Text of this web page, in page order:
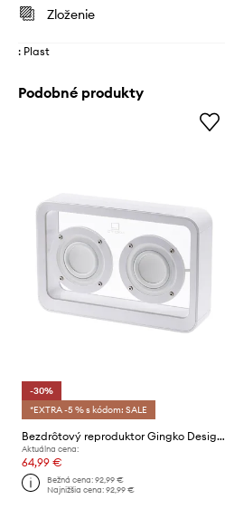
Zloženie
: Plast
Podobné produkty
-30%
*EXTRA -5 % s kódom: SALE
Bezdrôtový reproduktor Gingko Design Mage See-through Speaker
Aktuálna cena:
64,99 €
Bežná cena:92,99 €
Najnižšia cena:92,99 €